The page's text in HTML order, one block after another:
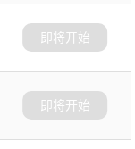
即将开始
即将开始